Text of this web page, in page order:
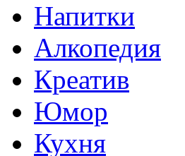
Напитки
Алкопедия
Креатив
Юмор
Кухня